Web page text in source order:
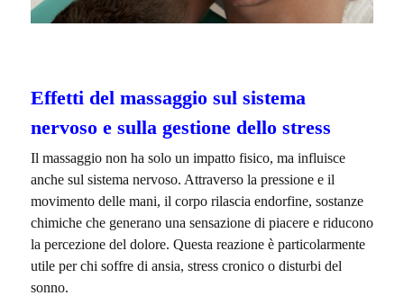
Effetti del massaggio sul sistema
nervoso e sulla gestione dello stress
Il massaggio non ha solo un impatto fisico, ma influisce
anche sul sistema nervoso. Attraverso la pressione e il
movimento delle mani, il corpo rilascia endorfine, sostanze
chimiche che generano una sensazione di piacere e riducono
la percezione del dolore. Questa reazione è particolarmente
utile per chi soffre di ansia, stress cronico o disturbi del
sonno.